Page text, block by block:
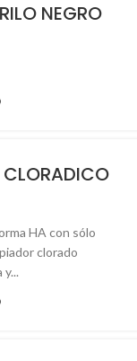
NEGRO
CLORADICO
HA con sólo
clorado